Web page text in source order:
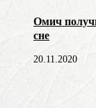
Омич
сне
20.11.2020